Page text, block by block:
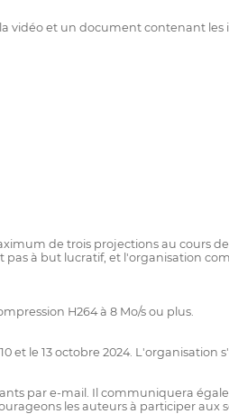
vidéo et un document contenant les
de trois projections au cours
à but lucratif, et l'organisation
H264 à 8 Mo/s ou plus.
et le 13 octobre 2024.
par e-mail. Il communiquera
les auteurs à participer aux